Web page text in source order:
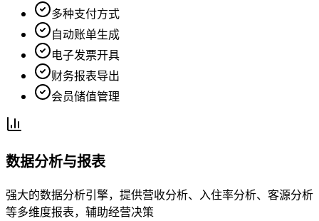
多种支付方式
自动账单生成
电子发票开具
财务报表导出
会员储值管理
数据分析与报表
强大的数据分析引擎，提供营收分析、入住率分析、客源分析
等多维度报表，辅助经营决策